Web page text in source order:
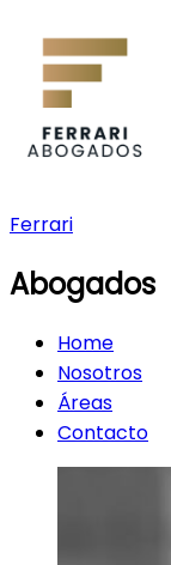
Ferrari
Abogados
Home
Nosotros
Áreas
Contacto